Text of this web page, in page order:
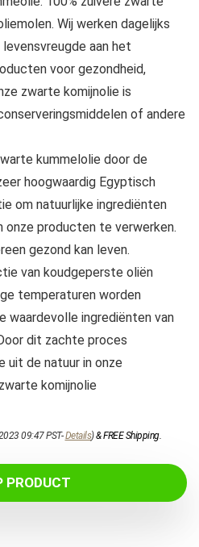
Wij werken dagelijks
aan het
voor gezondheid,
zwarte komijnolie is
of andere
kummelolie door de
hoogwaardig Egyptisch
om natuurlijke ingrediënten
producten te verwerken.
gezond kan leven.
van koudgeperste oliën
temperaturen worden
waardevolle ingrediënten van
dit zachte proces
uit de natuur in onze
komijnolie
09:47 PST-Details)&FREE Shipping.
PRODUCT